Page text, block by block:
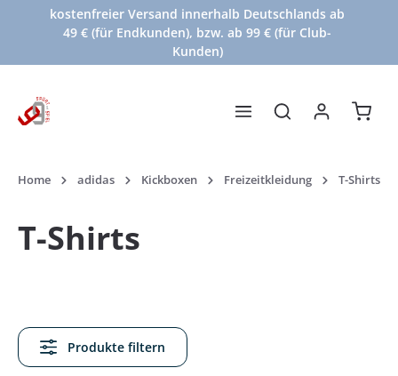
Zum Hauptinhalt springen
kostenfreier Versand innerhalb Deutschlands ab
49 € (für Endkunden), bzw. ab 99 € (für Club-
Kunden)
Home adidas Kickboxen Freizeitkleidung T-Shirts
T-Shirts
Produkte filtern